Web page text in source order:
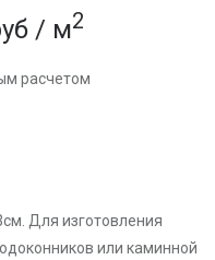
/ м2
расчетом
Для изготовления
или каминной